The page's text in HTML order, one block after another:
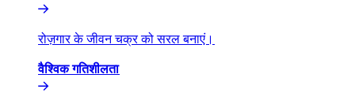
रोज़गार के जीवन चक्र को सरल बनाएं।​​
वैश्विक गतिशीलता​​